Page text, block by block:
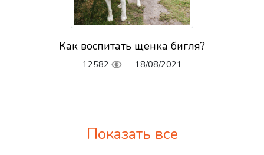
Как воспитать щенка бигля?
12582 18/08/2021
Показать все